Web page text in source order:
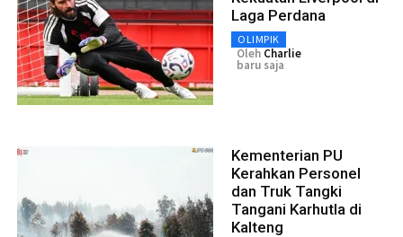
Laga Perdana
OLIMPIK
Oleh Charlie
baru saja
Kementerian PU
Kerahkan Personel
dan Truk Tangki
Tangani Karhutla di
Kalteng